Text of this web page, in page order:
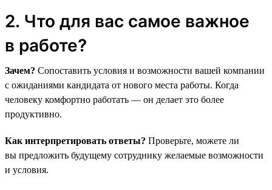
2. Что для вас самое важное
в работе?
Зачем? Сопоставить условия и возможности вашей компании
с ожиданиями кандидата от нового места работы. Когда
человеку комфортно работать — он делает это более
продуктивно.
Как интерпретировать ответы? Проверьте, можете ли
вы предложить будущему сотруднику желаемые возможности
и условия.